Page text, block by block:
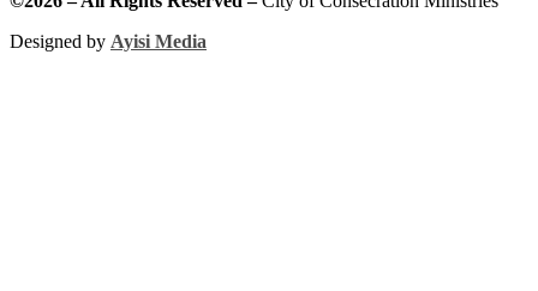
Designed by Ayisi Media